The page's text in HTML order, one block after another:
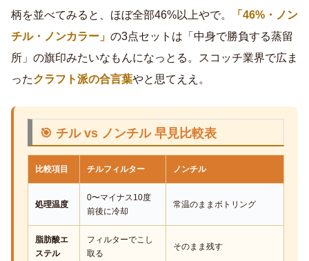
柄を並べてみると、ほぼ全部46%以上やで。
「46%・ノン
チル・ノンカラー」 の3点セットは「中身で勝負する蒸留
所」の旗印みたいなもんになっとる。スコッチ業界で広ま
ったクラフト派の合言葉やと思てええ。
🎯 チル vs ノンチル 早見比較表
比較項目 チルフィルター ノンチル
処理温度
0〜マイナス10度
前後に冷却
常温のままボトリング
脂肪酸エ
ステル
フィルターでこし
取る
そのまま残す